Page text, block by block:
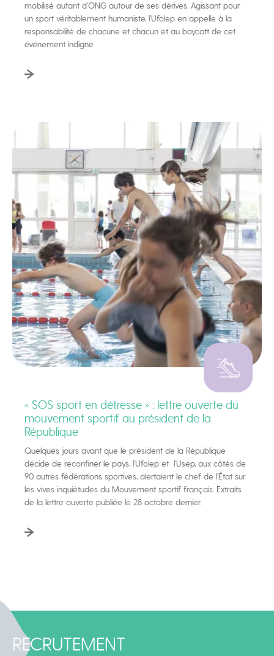
mobilisé autant d’ONG autour de ses dérives. Agissant pour
un sport véritablement humaniste, l’Ufolep en appelle à la
responsabilité de chacune et chacun et au boycott de cet
événement indigne.
« SOS sport en détresse » : lettre ouverte du
mouvement sportif au président de la
République
Quelques jours avant que le président de la République
décide de reconfiner le pays, l’Ufolep et l’Usep, aux côtés de
90 autres fédérations sportives, alertaient le chef de l’État sur
les vives inquiétudes du Mouvement sportif français. Extraits
de la lettre ouverte publiée le 28 octobre dernier.
RECRUTEMENT